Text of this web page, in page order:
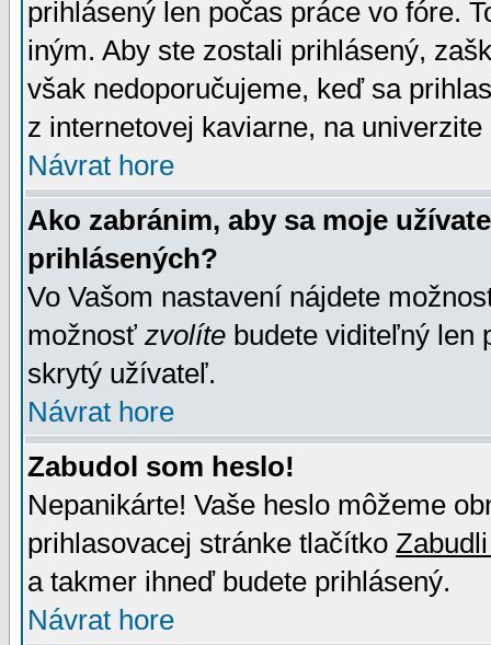
prihlásený len počas práce vo fóre.
iným. Aby ste zostali prihlásený,
však nedoporučujeme, keď sa
z internetovej kaviarne, na univerzite
Návrat hore
Ako zabránim, aby sa moje
prihlásených?
Vo Vašom nastavení nájdete
možnosť zvolíte budete viditeľný len
skrytý užívateľ.
Návrat hore
Zabudol som heslo!
Nepanikárte! Vaše heslo môžeme
prihlasovacej stránke tlačítko
a takmer ihneď budete prihlásený.
Návrat hore